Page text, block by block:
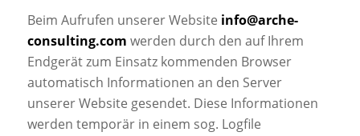
Beim Aufrufen unserer Website info@arche-
consulting.com werden durch den auf Ihrem
Endgerät zum Einsatz kommenden Browser
automatisch Informationen an den Server
unserer Website gesendet. Diese Informationen
werden temporär in einem sog. Logfile